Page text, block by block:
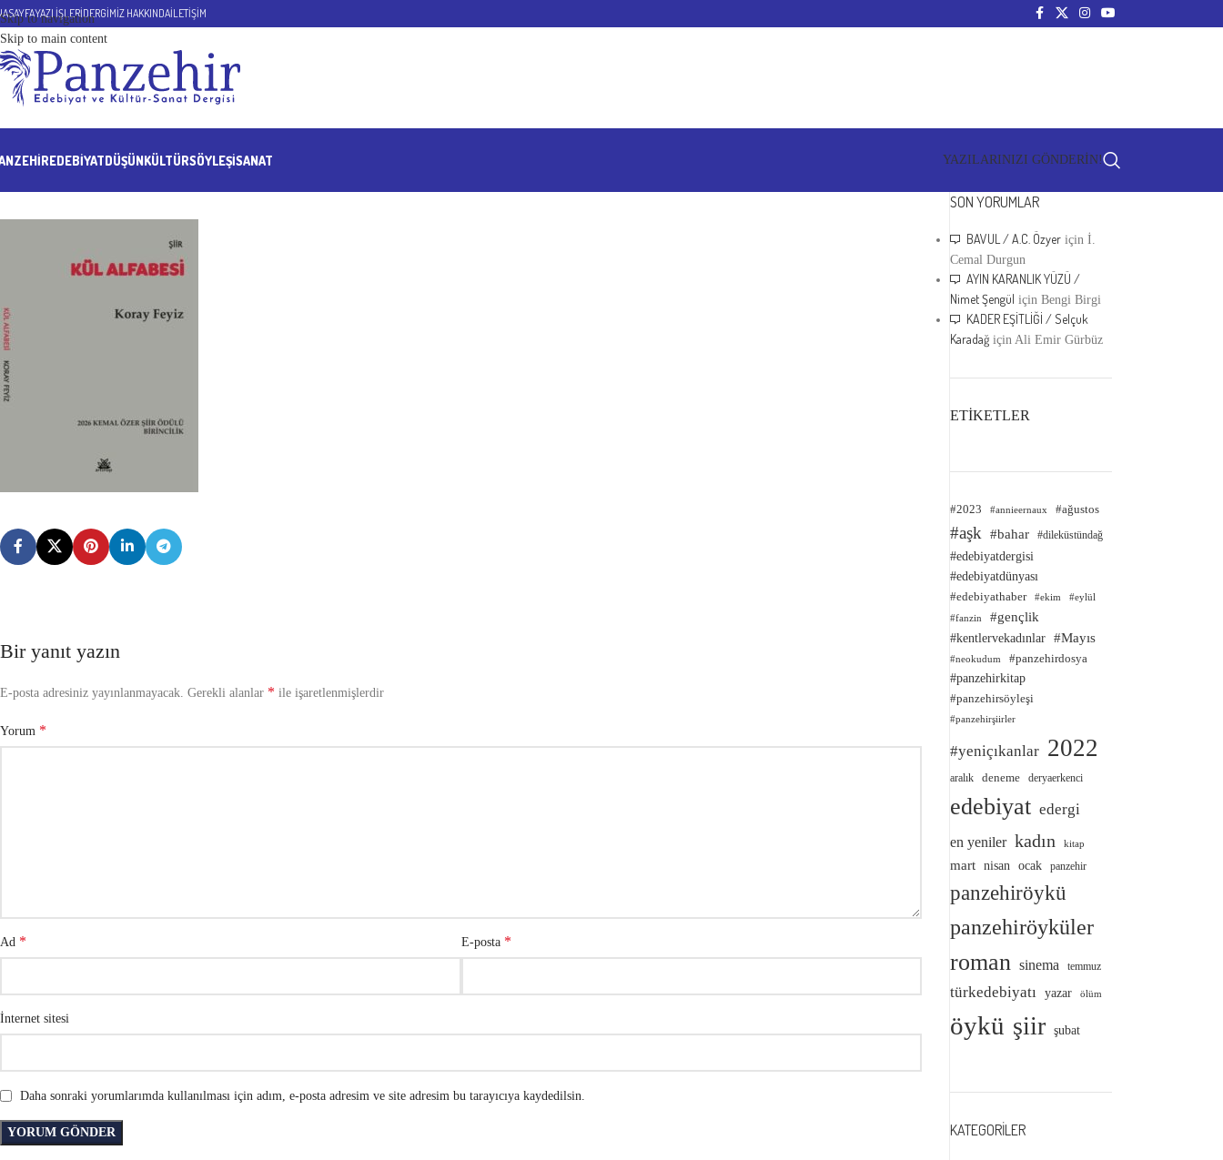
Skip to navigation
Skip to main content
YAZI İŞLERİDERGİMİZ HAKKINDAİLETİŞİM
EDEBİYATDÜŞÜNKÜLTÜRSÖYLEŞİSANAT YAZILARINIZI GÖNDERİN!
Bir yanıt yazın
E-posta adresiniz yayınlanmayacak. Gerekli alanlar * ile işaretlenmişlerdir
Yorum *
Ad * E-posta *
İnternet sitesi
Daha sonraki yorumlarımda kullanılması için adım, e-posta adresim ve site adresim bu tarayıcıya kaydedilsin.
SON YORUMLAR
BAVUL / A.C. Özyer içinİ.
Cemal Durgun
AYIN KARANLIK YÜZÜ /
Nimet Şengül içinBengi Birgi
KADER EŞİTLİĞİ / Selçuk
Karadağ içinAli Emir Gürbüz
ETİKETLER
#2023 #annieernaux #ağustos
#aşk #bahar #dileküstündağ
#edebiyatdergisi
#edebiyatdünyası
#edebiyathaber #ekim #eylül
#fanzin
#gençlik
#kentlervekadınlar #Mayıs
#neokudum
#panzehirdosya
#panzehirkitap
#panzehirsöyleşi
#panzehirşiirler
#yeniçıkanlar 2022
aralık deneme deryaerkenci
edebiyat edergi
en yeniler kadın kitap
mart nisan ocak panzehir
panzehiröykü
panzehiröyküler
roman sinema temmuz
türkedebiyatı yazar ölüm
öykü şiir şubat
KATEGORILER